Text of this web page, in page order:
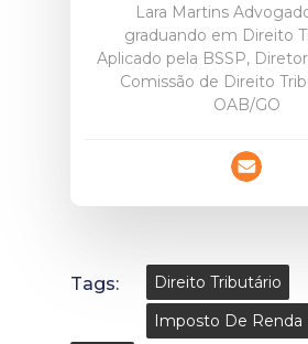
Lara Martins
graduando em Direito
Aplicado pela BSSP,
Comissão de Direito
OAB/GO
Tags:
Direito Tributário
Imposto De Renda